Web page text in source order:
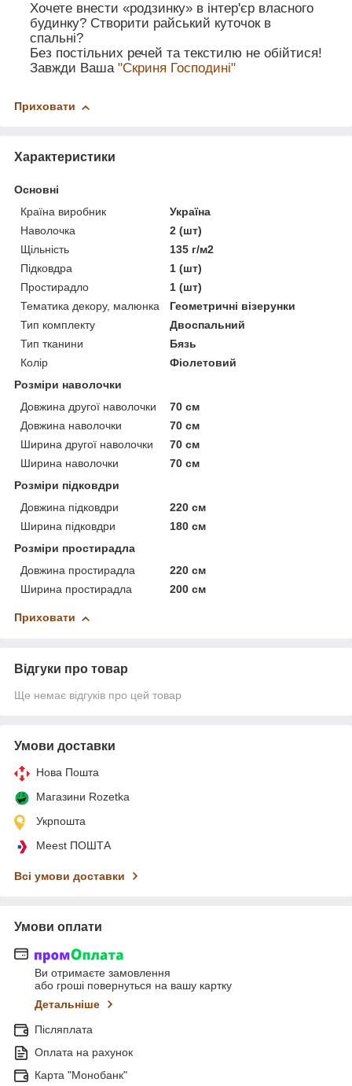
Хочете внести «родзинку» в інтер'єр власного
будинку? Створити райський куточок в
спальні?
Без постільних речей та текстилю не обійтися!
Завжди Ваша "Скриня Господині"
Приховати
Характеристики
Основні
Країна виробник
Україна
Наволочка
2 (шт)
Щільність
135 г/м2
Підковдра
1 (шт)
Простирадло
1 (шт)
Тематика декору, малюнка
Геометричні візерунки
Тип комплекту
Двоспальний
Тип тканини
Бязь
Колір
Фіолетовий
Розміри наволочки
Довжина другої наволочки
70 см
Довжина наволочки
70 см
Ширина другої наволочки
70 см
Ширина наволочки
70 см
Розміри підковдри
Довжина підковдри
220 см
Ширина підковдри
180 см
Розміри простирадла
Довжина простирадла
220 см
Ширина простирадла
200 см
Приховати
Відгуки про товар
Ще немає відгуків про цей товар
Умови доставки
Нова Пошта
Магазини Rozetka
Укрпошта
Meest ПОШТА
Всі умови доставки
Умови оплати
Ви отримаєте замовлення
або гроші повернуться на вашу картку
Детальніше
Післяплата
Оплата на рахунок
Карта "Монобанк"